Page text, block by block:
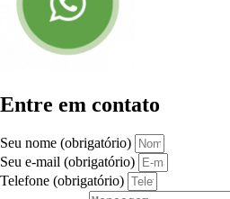
Entre em contato
Seu nome (obrigatório)
Seu e-mail (obrigatório)
Telefone (obrigatório)